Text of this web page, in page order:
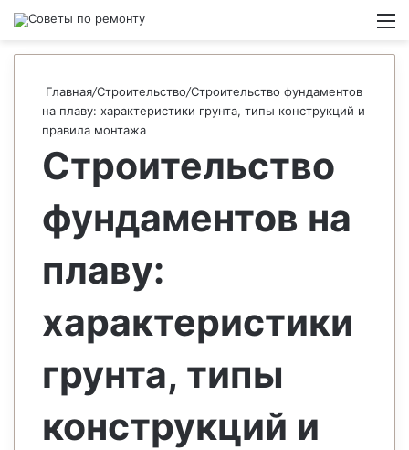
Главная/Строительство/Строительство фундаментов
на плаву: характеристики грунта, типы конструкций и
правила монтажа
Строительство
фундаментов на
плаву:
характеристики
грунта, типы
конструкций и